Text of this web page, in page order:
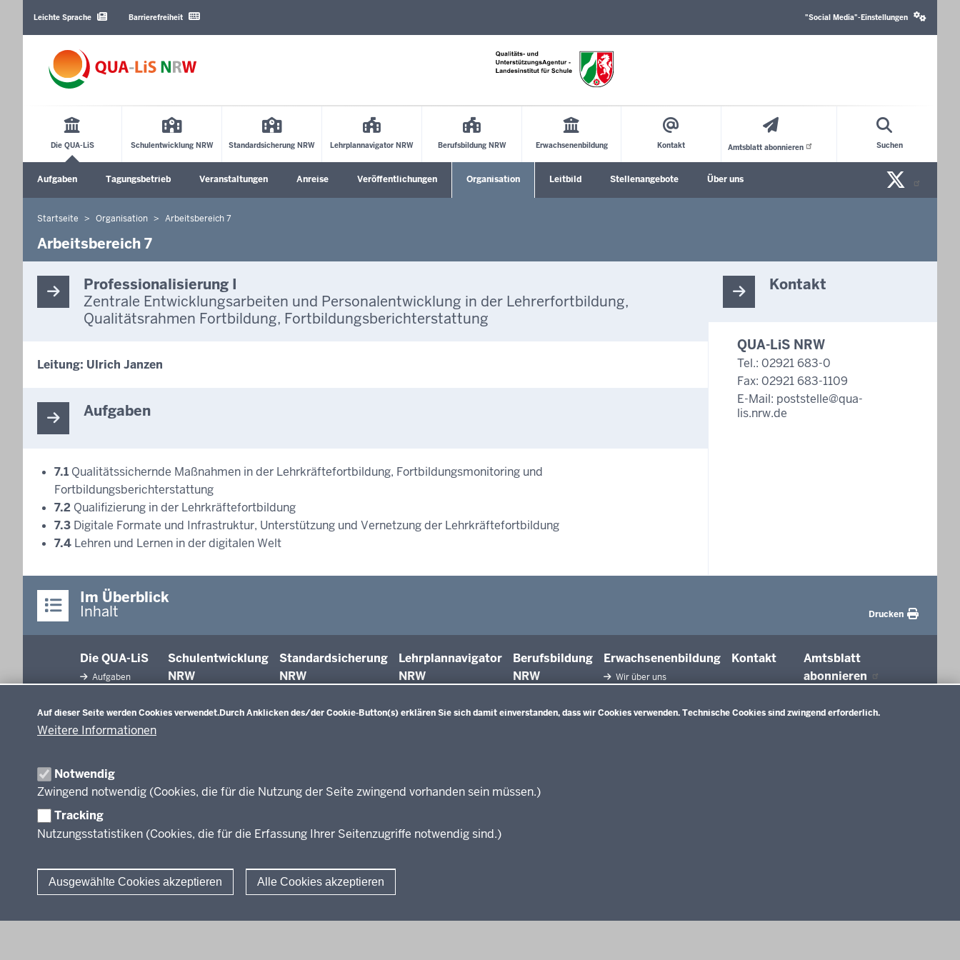
Auf dieser Seite werden Cookies verwendet.Durch Anklicken des/der Cookie-Button(s) erklären Sie sich damit einverstanden, dass wir Cookies verwenden. Technische Cookies sind zwingend erforderlich.
Weitere Informationen
Notwendig
Zwingend notwendig (Cookies, die für die Nutzung der Seite zwingend vorhanden sein müssen.)
Tracking
Nutzungsstatistiken (Cookies, die für die Erfassung Ihrer Seitenzugriffe notwendig sind.)
Ausgewählte Cookies akzeptieren Alle Cookies akzeptieren
Sprachen
Leichte Sprache Barrierefreiheit
media
"Social Media"-Einstellungen
Die QUA-LiS Schulentwicklung NRW Standardsicherung NRW Lehrplannavigator NRW Berufsbildung NRW Erwachsenenbildung Kontakt Amtsblatt abonnieren Suchen
Aufgaben Tagungsbetrieb Veranstaltungen Anreise Veröffentlichungen Organisation Leitbild Stellenangebote Über uns X/
Sie
befinden
hier
Startseite Organisation Arbeitsbereich 7
Arbeitsbereich 7
Professionalisierung I
Zentrale Entwicklungsarbeiten und Personalentwicklung in der Lehrerfortbildung,
Qualitätsrahmen Fortbildung, Fortbildungsberichterstattung
Leitung: Ulrich Janzen
Aufgaben
7.1 Qualitätssichernde Maßnahmen in der Lehrkräftefortbildung, Fortbildungsmonitoring und
Fortbildungsberichterstattung
7.2 Qualifizierung in der Lehrkräftefortbildung
7.3 Digitale Formate und Infrastruktur, Unterstützung und Vernetzung der Lehrkräftefortbildung
7.4 Lehren und Lernen in der digitalen Welt
Kontakt
QUA-LiS NRW
Tel.: 02921 683-0
Fax: 02921 683-1109
E-Mail: poststelle@qua-
lis.nrw.de
Im Überblick
Inhalt Drucken
Die QUA-LiS
Aufgaben
Veranstaltungen
Veröffentlichungen
Organisation
Stellenangebote
Schulentwicklung
NRW
Unterricht
Standardsicherung
NRW
Lehrplannavigator
NRW
Berufsbildung
NRW
Erwachsenenbildung
Wir über uns
Innovationen in der
Kontakt
Amtsblatt
abonnieren
© 2026 QUA-LiS